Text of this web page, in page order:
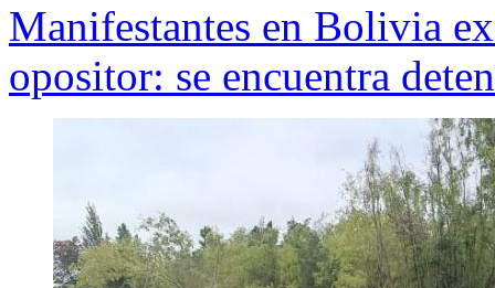
Manifestantes en Bolivia
opositor: se encuentra